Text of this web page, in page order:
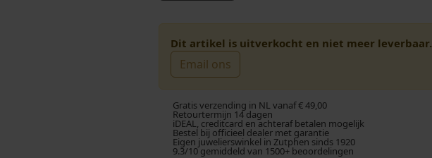
Dit artikel is uitverkocht en niet meer leverbaar.
Email ons
Gratis verzending in NL vanaf € 49,00
Retourtermijn 14 dagen
iDEAL, creditcard en achteraf betalen mogelijk
Bestel bij officieel dealer met garantie
Eigen juwelierswinkel in Zutphen sinds 1920
9.3/10 gemiddeld van 1500+ beoordelingen